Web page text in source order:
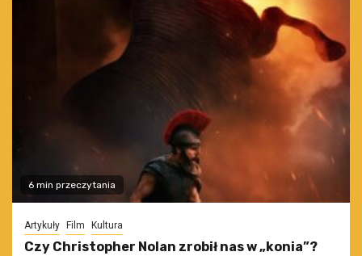
6 min przeczytania
Artykuły Film Kultura
Czy Christopher Nolan zrobił nas w „konia”?